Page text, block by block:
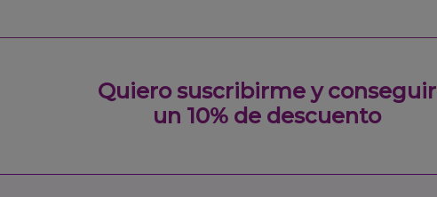
Quiero suscribirme y conseguir
un 10% de descuento